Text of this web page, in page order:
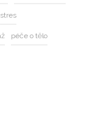
stres
péče o tělo